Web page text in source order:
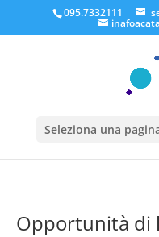
095.7332111
Seleziona una
Opportunità di